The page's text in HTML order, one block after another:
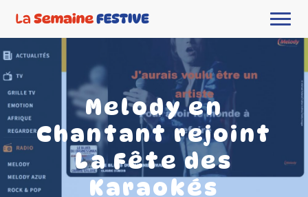
Melody en
Chantant rejoint
La Fête des
Karaokés